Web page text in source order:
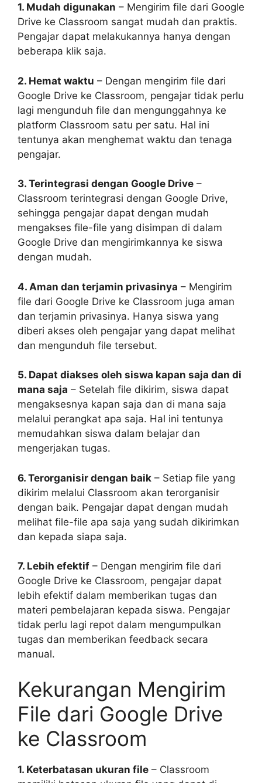
1. Mudah digunakan – Mengirim file dari Google
Drive ke Classroom sangat mudah dan praktis.
Pengajar dapat melakukannya hanya dengan
beberapa klik saja.
2. Hemat waktu – Dengan mengirim file dari
Google Drive ke Classroom, pengajar tidak perlu
lagi mengunduh file dan mengunggahnya ke
platform Classroom satu per satu. Hal ini
tentunya akan menghemat waktu dan tenaga
pengajar.
3. Terintegrasi dengan Google Drive –
Classroom terintegrasi dengan Google Drive,
sehingga pengajar dapat dengan mudah
mengakses file-file yang disimpan di dalam
Google Drive dan mengirimkannya ke siswa
dengan mudah.
4. Aman dan terjamin privasinya – Mengirim
file dari Google Drive ke Classroom juga aman
dan terjamin privasinya. Hanya siswa yang
diberi akses oleh pengajar yang dapat melihat
dan mengunduh file tersebut.
5. Dapat diakses oleh siswa kapan saja dan di
mana saja – Setelah file dikirim, siswa dapat
mengaksesnya kapan saja dan di mana saja
melalui perangkat apa saja. Hal ini tentunya
memudahkan siswa dalam belajar dan
mengerjakan tugas.
6. Terorganisir dengan baik – Setiap file yang
dikirim melalui Classroom akan terorganisir
dengan baik. Pengajar dapat dengan mudah
melihat file-file apa saja yang sudah dikirimkan
dan kepada siapa saja.
7. Lebih efektif – Dengan mengirim file dari
Google Drive ke Classroom, pengajar dapat
lebih efektif dalam memberikan tugas dan
materi pembelajaran kepada siswa. Pengajar
tidak perlu lagi repot dalam mengumpulkan
tugas dan memberikan feedback secara
manual.
Kekurangan Mengirim
File dari Google Drive
ke Classroom
1. Keterbatasan ukuran file – Classroom